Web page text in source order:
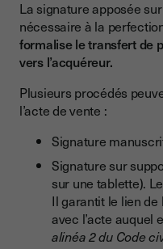
La signature apposée
nécessaire à la
formalise le transfert de
vers l’acquéreur.
Plusieurs procédés
l’acte de vente :
Signature
Signature sur
sur une tablette).
Il garantit le lien
avec l’acte auquel
alinéa 2 du Code